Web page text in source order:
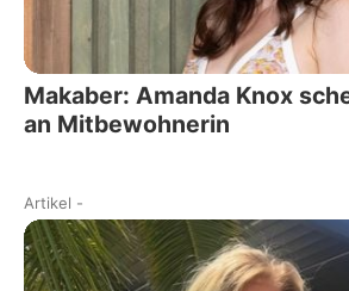
Makaber: Amanda Knox
an Mitbewohnerin
Artikel -